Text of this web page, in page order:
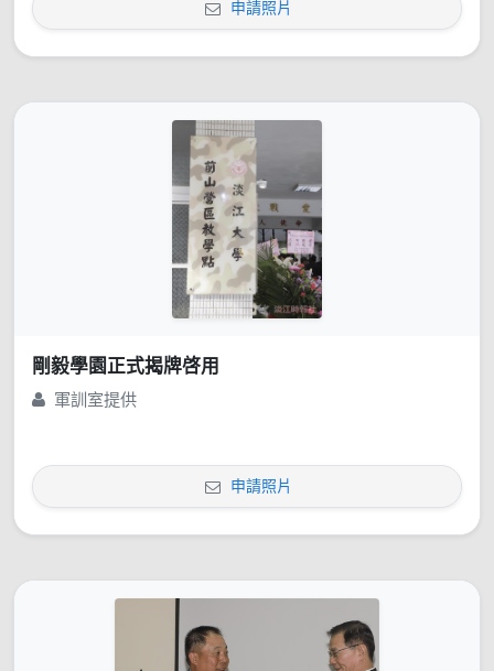
申請照片
剛毅學園正式揭牌啓用
軍訓室提供
申請照片